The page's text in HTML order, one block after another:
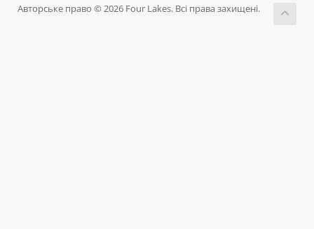
Авторське право © 2026 Four Lakes. Всі права захищені.